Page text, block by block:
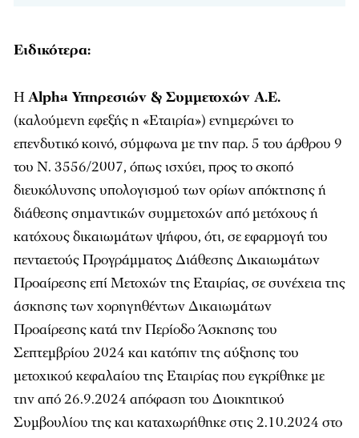
Ειδικότερα:
ΗAlpha Υπηρεσιών & Συμμετοχών Α.Ε.
(καλούμενη εφεξής η «Εταιρία») ενημερώνει το
επενδυτικό κοινό, σύμφωνα με την παρ. 5 του άρθρου 9
του Ν. 3556/2007, όπως ισχύει, προς το σκοπό
διευκόλυνσης υπολογισμού των ορίων απόκτησης ή
διάθεσης σημαντικών συμμετοχών από μετόχους ή
κατόχους δικαιωμάτων ψήφου, ότι, σε εφαρμογή του
πενταετούς Προγράμματος Διάθεσης Δικαιωμάτων
Προαίρεσης επί Μετοχών της Εταιρίας, σε συνέχεια της
άσκησης των χορηγηθέντων Δικαιωμάτων
Προαίρεσης κατά την Περίοδο Άσκησης του
Σεπτεμβρίου 2024 και κατόπιν της αύξησης του
μετοχικού κεφαλαίου της Εταιρίας που εγκρίθηκε με
την από 26.9.2024 απόφαση του Διοικητικού
Συμβουλίου της και καταχωρήθηκε στις 2.10.2024 στο